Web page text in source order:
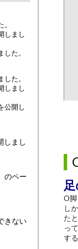
O
し
た
っ
す
しまし
た。
た。
しまし
公開し
まし
のペー
きない